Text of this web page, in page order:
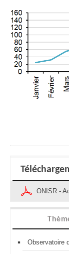
ONISR -
Observatoire